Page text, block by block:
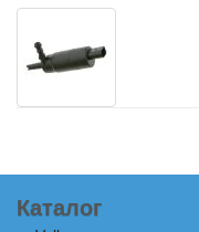
Каталог